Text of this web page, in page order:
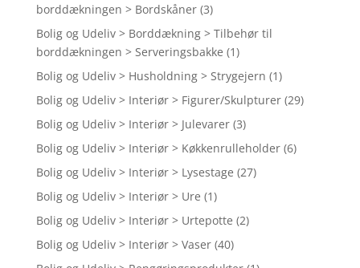
borddækningen > Bordskåner (3)
Bolig og Udeliv > Borddækning > Tilbehør til
borddækningen > Serveringsbakke (1)
Bolig og Udeliv > Husholdning > Strygejern (1)
Bolig og Udeliv > Interiør > Figurer/Skulpturer (29)
Bolig og Udeliv > Interiør > Julevarer (3)
Bolig og Udeliv > Interiør > Køkkenrulleholder (6)
Bolig og Udeliv > Interiør > Lysestage (27)
Bolig og Udeliv > Interiør > Ure (1)
Bolig og Udeliv > Interiør > Urtepotte (2)
Bolig og Udeliv > Interiør > Vaser (40)